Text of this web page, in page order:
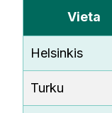
Vieta
Helsinkis
Turku